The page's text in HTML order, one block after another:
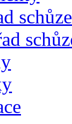
schůze